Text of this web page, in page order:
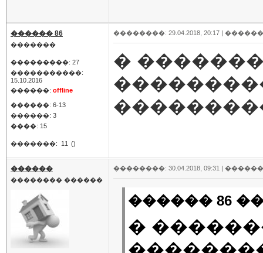
������ 86
�������
���������: 27
�����������:
15.10.2016
������: offline
������: 6-13
������: 3
����: 15
�������: 11 ()
��������: 29.04.2018, 20:17 |
�
������
�������� ������
��������: 30.04.2018, 09:31 |
������ 86
�